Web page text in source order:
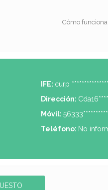
Cómo funciona
IFE: curp
Dirección:
Móvil:
Teléfono: No